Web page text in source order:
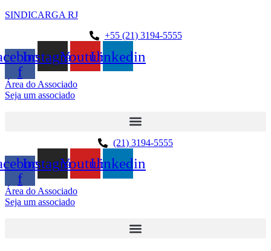
SINDICARGA RJ
+55 (21) 3194-5555
f
InstagramYoutubeLinkedin
Área do Associado
Seja um associado
(21) 3194-5555
f
InstagramYoutubeLinkedin
Área do Associado
Seja um associado